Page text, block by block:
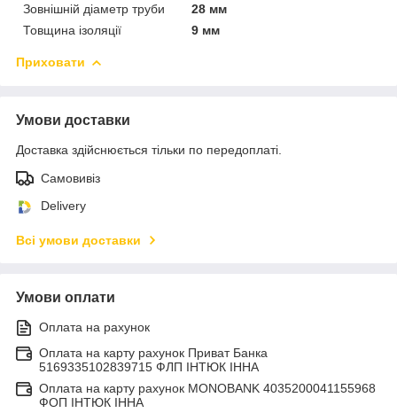
Зовнішній діаметр труби
28 мм
Товщина ізоляції
9 мм
Приховати
Умови доставки
Доставка здійснюється тільки по передоплаті.
Самовивіз
Delivery
Всі умови доставки
Умови оплати
Оплата на рахунок
Оплата на карту рахунок Приват Банка
5169335102839715 ФЛП ІНТЮК ІННА
Оплата на карту рахунок MONOBANK 4035200041155968
ФОП ІНТЮК ІННА